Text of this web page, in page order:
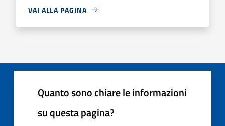
VAI ALLA PAGINA
Quanto sono chiare le informazioni
su questa pagina?